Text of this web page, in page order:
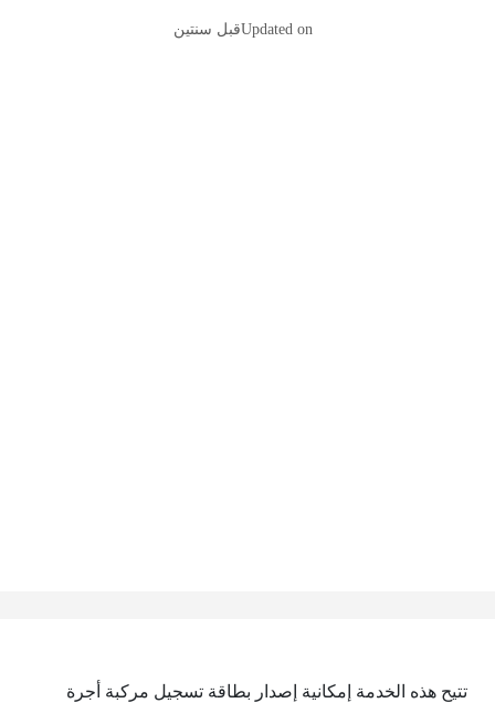
Updated onقبل سنتين
تتيح هذه الخدمة إمكانية إصدار بطاقة تسجيل مركبة أجرة